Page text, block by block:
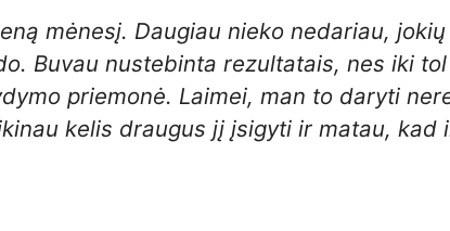
mėnesį. Daugiau nieko nedariau,
Buvau nustebinta rezultatais, nes iki
priemonė. Laimei, man to daryti
kelis draugus jį įsigyti ir matau, kad